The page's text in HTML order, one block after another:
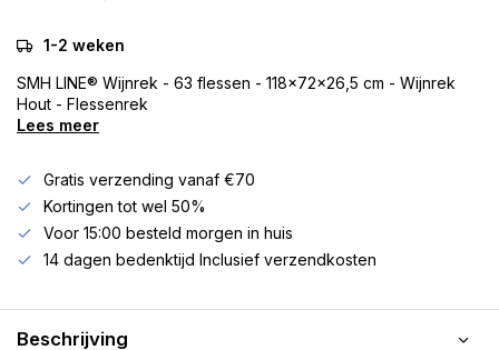
1-2 weken
SMH LINE® Wijnrek - 63 flessen - 118x72x26,5 cm - Wijnrek
Hout - Flessenrek
Lees meer
Gratis verzending vanaf €70
Kortingen tot wel 50%
Voor 15:00 besteld morgen in huis
14 dagen bedenktijd Inclusief verzendkosten
Beschrijving